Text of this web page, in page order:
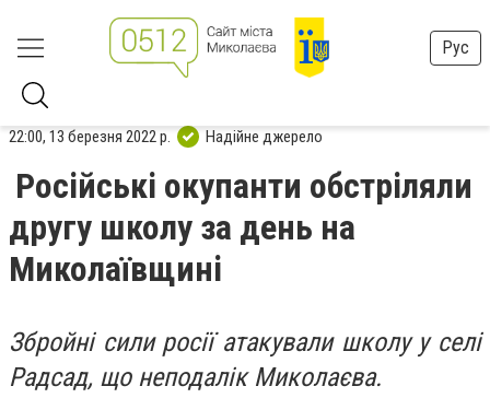
Рус
22:00, 13 березня 2022 р. Надійне джерело
Російські окупанти обстріляли
другу школу за день на
Миколаївщині
Збройні сили росії атакували школу у селі
Радсад, що неподалік Миколаєва.